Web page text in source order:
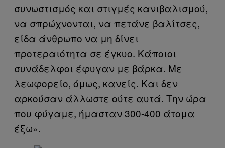
συνωστισμός και στιγμές κανιβαλισμού,
να σπρώχνονται, να πετάνε βαλίτσες,
είδα άνθρωπο να μη δίνει
προτεραιότητα σε έγκυο. Κάποιοι
συνάδελφοι έφυγαν με βάρκα. Με
λεωφορείο, όμως, κανείς. Και δεν
αρκούσαν άλλωστε ούτε αυτά. Την ώρα
που φύγαμε, ήμασταν 300-400 άτομα
έξω».